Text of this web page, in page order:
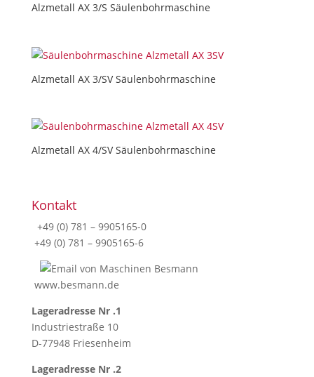
Alzmetall AX 3/S Säulenbohrmaschine
Alzmetall AX 3/SV Säulenbohrmaschine
Alzmetall AX 4/SV Säulenbohrmaschine
Kontakt
+49 (0) 781 – 9905165-0
+49 (0) 781 – 9905165-6
www.besmann.de
Lageradresse Nr .1
Industriestraße 10
D-77948 Friesenheim
Lageradresse Nr .2